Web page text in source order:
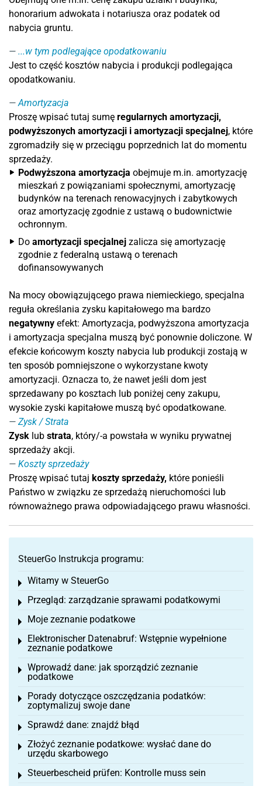
honorarium adwokata i notariusza oraz podatek od
nabycia gruntu.
...w tym podlegające opodatkowaniu
Jest to część kosztów nabycia i produkcji podlegająca
opodatkowaniu.
Amortyzacja
Proszę wpisać tutaj sumę regularnych amortyzacji,
podwyższonych amortyzacji i amortyzacji specjalnej, które
zgromadziły się w przeciągu poprzednich lat do momentu
sprzedaży.
Podwyższona amortyzacja obejmuje m.in. amortyzację
mieszkań z powiązaniami społecznymi, amortyzację
budynków na terenach renowacyjnych i zabytkowych
oraz amortyzację zgodnie z ustawą o budownictwie
ochronnym.
Do amortyzacji specjalnej zalicza się amortyzację
zgodnie z federalną ustawą o terenach
dofinansowywanych
Na mocy obowiązującego prawa niemieckiego, specjalna
reguła określania zysku kapitałowego ma bardzo
negatywny efekt: Amortyzacja, podwyższona amortyzacja
i amortyzacja specjalna muszą być ponownie doliczone. W
efekcie końcowym koszty nabycia lub produkcji zostają w
ten sposób pomniejszone o wykorzystane kwoty
amortyzacji. Oznacza to, że nawet jeśli dom jest
sprzedawany po kosztach lub poniżej ceny zakupu,
wysokie zyski kapitałowe muszą być opodatkowane.
Zysk / Strata
Zysk lub strata, który/-a powstała w wyniku prywatnej
sprzedaży akcji.
Koszty sprzedaży
Proszę wpisać tutaj koszty sprzedaży, które ponieśli
Państwo w związku ze sprzedażą nieruchomości lub
równoważnego prawa odpowiadającego prawu własności.
SteuerGo Instrukcja programu:
Witamy w SteuerGo
Toggle menu
Przegląd: zarządzanie sprawami podatkowymi
Toggle menu
Moje zeznanie podatkowe
Toggle menu
Elektronischer Datenabruf: Wstępnie wypełnione
zeznanie podatkowe
Toggle menu
Wprowadź dane: jak sporządzić zeznanie
podatkowe
Toggle menu
Porady dotyczące oszczędzania podatków:
zoptymalizuj swoje dane
Toggle menu
Sprawdź dane: znajdź błąd
Toggle menu
Złożyć zeznanie podatkowe: wysłać dane do
urzędu skarbowego
Toggle menu
Steuerbescheid prüfen: Kontrolle muss sein
Toggle menu